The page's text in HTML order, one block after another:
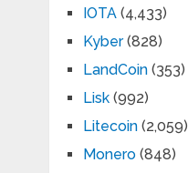
IOTA(4,433)
Kyber(828)
LandCoin(353)
Lisk(992)
Litecoin(2,059)
Monero(848)